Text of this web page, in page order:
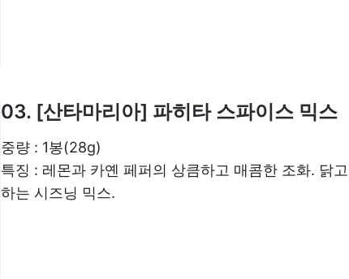
03. [산타마리아] 파히타 스파이스 믹스
중량 : 1봉(28g)
특징 : 레몬과 카옌 페퍼의 상큼하고 매콤한 조화. 닭
하는 시즈닝 믹스.